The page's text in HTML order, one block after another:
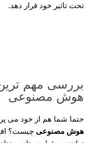
تحت تاثیر خود قرار دهد.
بررسی مهم
هوش مصنوعی
حتما شما هم از خود می
هوش مصنوعی چیست؟